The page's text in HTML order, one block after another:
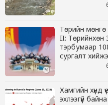
Төрийн мөнгө
II: Төрийнхөн
тэрбумаар
сургалт
Хамгийн хүнд
эхлээгүй байна